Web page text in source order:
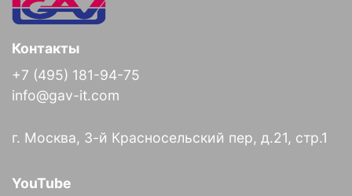
Контакты
+7 (495) 181-94-75
info@gav-it.com
г. Москва, 3-й Красносельский пер, д.21, стр.1
YouTube